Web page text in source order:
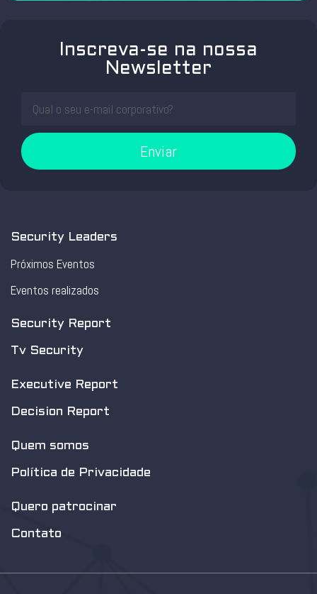
Inscreva-se na nossa
Newsletter
Enviar
Security Leaders
Próximos Eventos
Eventos realizados
Security Report
Tv Security
Executive Report
Decision Report
Quem somos
Política de Privacidade
Quero patrocinar
Contato